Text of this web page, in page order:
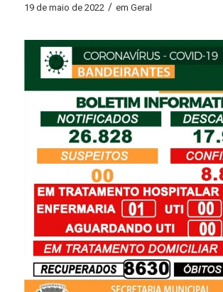
19 de maio de 2022 / em Geral